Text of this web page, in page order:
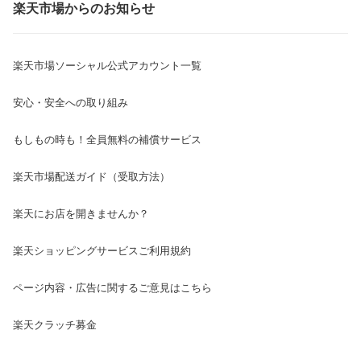
楽天市場からのお知らせ
楽天市場ソーシャル公式アカウント一覧
安心・安全への取り組み
もしもの時も！全員無料の補償サービス
楽天市場配送ガイド（受取方法）
楽天にお店を開きませんか？
楽天ショッピングサービスご利用規約
ページ内容・広告に関するご意見はこちら
楽天クラッチ募金